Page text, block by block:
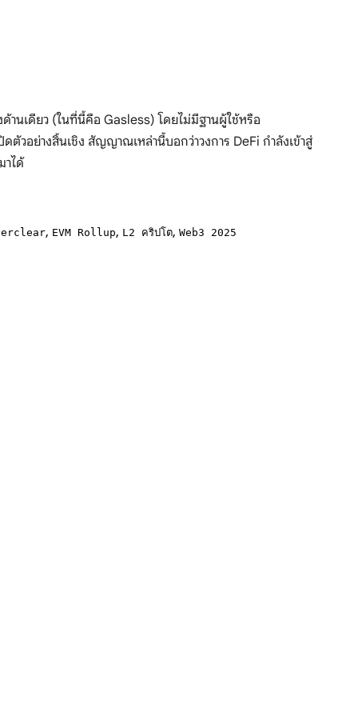
านเดียว (ในที่นี้คือ Gasless) โดยไม่มีฐานผู้ใช้หรือ
วอย่างสิ้นเชิง สัญญาณเหล่านี้บอกว่าวงการ DeFi กำลังเข้าสู่
าได้
, EVM Rollup, L2 คริปโต, Web3 2025